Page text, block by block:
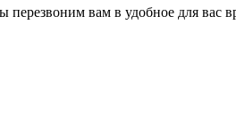
перезвоним вам в удобное для вас